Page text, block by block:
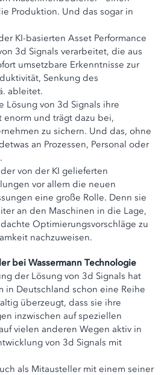
Produktion. Und das sogar in
KI-basierten Asset Performance
3d Signals verarbeitet, die aus
umsetzbare Erkenntnisse zur
Senkung des
ableitet.
Lösung von 3d Signals ihre
und trägt dazu bei,
zu sichern. Und das, ohne
an Prozessen, Personal oder
von der KI gelieferten
vor allem die neuen
eine große Rolle. Denn sie
an den Maschinen in die Lage,
Optimierungsvorschläge zu
nachzuweisen.
bei Wassermann Technologie
der Lösung von 3d Signals hat
in Deutschland schon eine Reihe
überzeugt, dass sie ihre
inzwischen auf speziellen
vielen anderen Wegen aktiv in
von 3d Signals mit
als Mitausteller mit einem seiner